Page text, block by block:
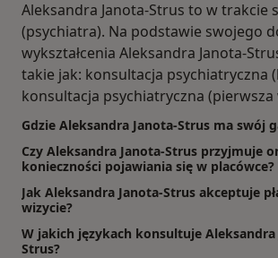
Aleksandra Janota-Strus to w trakcie
(psychiatra). Na podstawie swojego
wykształcenia Aleksandra Janota-
takie jak: konsultacja psychiatryczna
konsultacja psychiatryczna (pierwsza
Gdzie Aleksandra Janota-Strus ma swój
Czy Aleksandra Janota-Strus przyjmuje
konieczności pojawiania się w placówce?
Jak Aleksandra Janota-Strus akceptuje
wizycie?
W jakich językach konsultuje Aleksandra
Strus?